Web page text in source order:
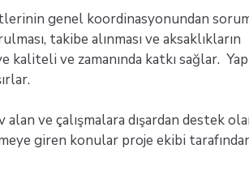
genel koordinasyonundan
takibe alınması ve aksaklıkların
ve zamanında katkı sağlar.
ve çalışmalara dışardan destek
giren konular proje ekibi